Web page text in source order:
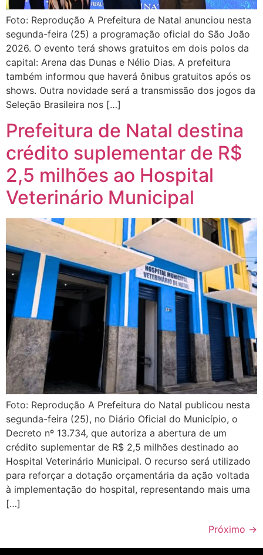
Foto: Reprodução A Prefeitura de Natal anunciou nesta
segunda-feira (25) a programação oficial do São João
2026. O evento terá shows gratuitos em dois polos da
capital: Arena das Dunas e Nélio Dias. A prefeitura
também informou que haverá ônibus gratuitos após os
shows. Outra novidade será a transmissão dos jogos da
Seleção Brasileira nos […]
Prefeitura de Natal destina
crédito suplementar de R$
2,5 milhões ao Hospital
Veterinário Municipal
Foto: Reprodução A Prefeitura do Natal publicou nesta
segunda-feira (25), no Diário Oficial do Município, o
Decreto nº 13.734, que autoriza a abertura de um
crédito suplementar de R$ 2,5 milhões destinado ao
Hospital Veterinário Municipal. O recurso será utilizado
para reforçar a dotação orçamentária da ação voltada
à implementação do hospital, representando mais uma
[…]
Próximo →